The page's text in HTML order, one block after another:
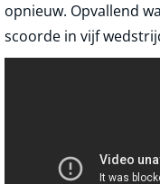
opnieuw. Opvallend
scoorde in vijf